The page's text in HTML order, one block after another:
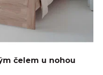
čelem u nohou